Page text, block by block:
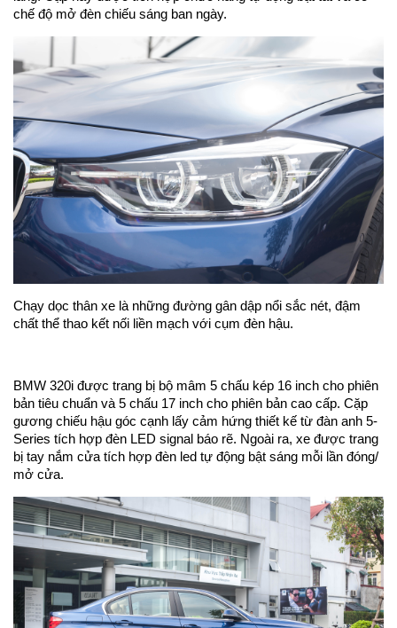
chế độ mở đèn chiếu sáng ban ngày.
Chạy dọc thân xe là những đường gân dập nổi sắc nét, đậm
chất thể thao kết nối liền mạch với cụm đèn hậu.
BMW 320i được trang bị bộ mâm 5 chấu kép 16 inch cho phiên
bản tiêu chuẩn và 5 chấu 17 inch cho phiên bản cao cấp. Cặp
gương chiếu hậu góc cạnh lấy cảm hứng thiết kế từ đàn anh 5-
Series tích hợp đèn LED signal báo rẽ. Ngoài ra, xe được trang
bị tay nắm cửa tích hợp đèn led tự động bật sáng mỗi lần đóng/
mở cửa.